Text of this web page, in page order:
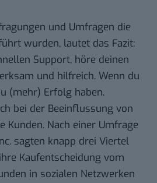
und Umfragen die
wurden, lautet das Fazit:
Support, höre deinen
und hilfreich. Wenn du
(mehr) Erfolg haben.
bei der Beeinflussung von
Kunden. Nach einer Umfrage
sagten knapp drei Viertel
Kaufentscheidung vom
in sozialen Netzwerken